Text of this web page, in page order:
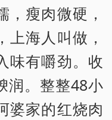
，瘦肉微硬，
海人叫做，
味有嚼劲。收
润。整整48小
婆家的红烧肉